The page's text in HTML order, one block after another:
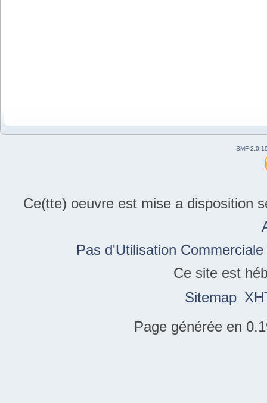
SMF
Ce(tte) oeuvre est mise a disposition
Pas d'Utilisation
Ce site est
Sitemap
Page générée en